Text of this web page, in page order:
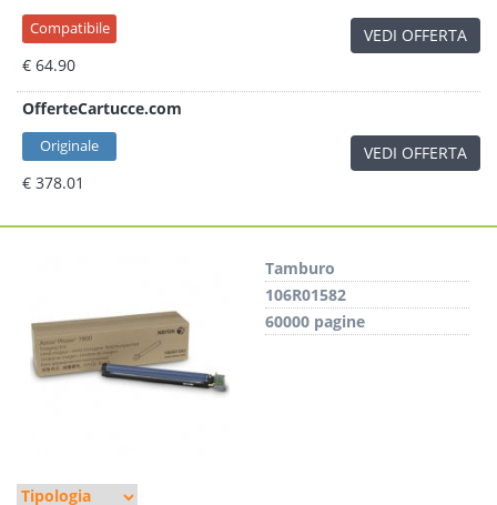
Compatibile
€ 64.90
VEDI OFFERTA
OfferteCartucce.com
Originale
€ 378.01
VEDI OFFERTA
Tamburo
106R01582
60000 pagine